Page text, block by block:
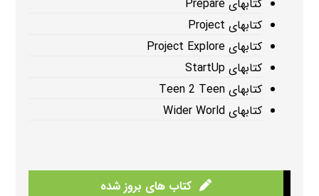
کتابهای Prepare
کتابهای Project
کتابهای Project Explore
کتابهای StartUp
کتابهای Teen 2 Teen
کتابهای Wider World
کتاب های بروز شده